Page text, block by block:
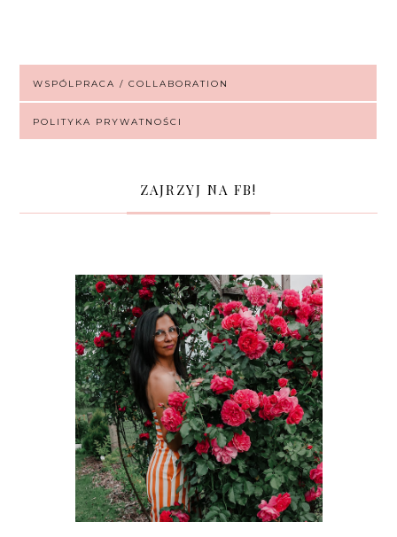
WSPÓLPRACA / COLLABORATION
POLITYKA PRYWATNOŚCI
ZAJRZYJ NA FB!